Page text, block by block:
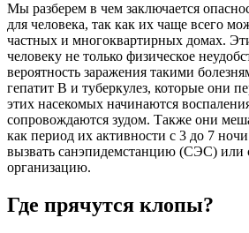
Мы разберем в чем заключается
для человека, так как их чаще всего
частных и многоквартирных домах.
человеку не только физическое
вероятность заражения такими
гепатит В и туберкулез, которые они
этих насекомых начинаются
сопровождаются зудом. Также они
как период их активности с 3 до 7
вызвать санэпидемстанцию (СЭС) или
организацию.
Где прячутся клопы?